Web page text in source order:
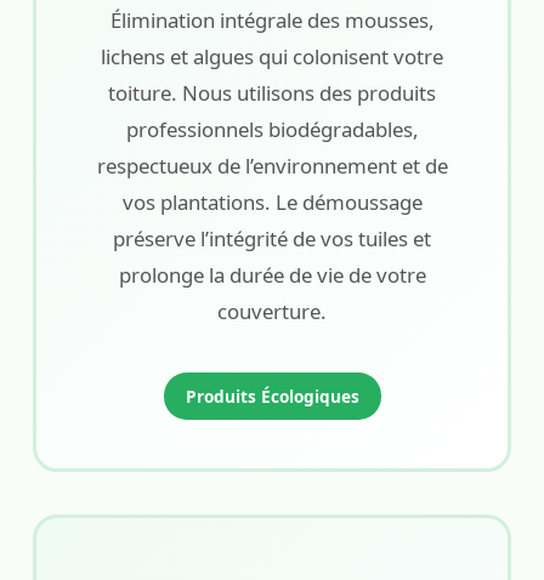
Élimination intégrale des mousses,
lichens et algues qui colonisent votre
toiture. Nous utilisons des produits
professionnels biodégradables,
respectueux de l’environnement et de
vos plantations. Le démoussage
préserve l’intégrité de vos tuiles et
prolonge la durée de vie de votre
couverture.
Produits Écologiques